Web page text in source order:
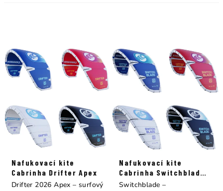
Nafukovací kite
Cabrinha Drifter Apex
Drifter 2026 Apex – surfový
Nafukovací kite
Cabrinha Switchblade
Apex
Switchblade –